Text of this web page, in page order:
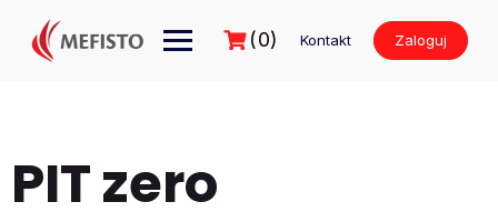
treści
(0) Kontakt Zaloguj
PIT zero